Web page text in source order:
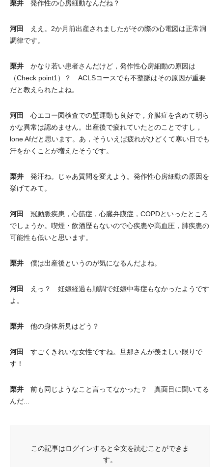
栗井 発作性の心房細動なんだね？
河田 ええ。2か月前出産されましたがその際の心電図は正常洞
調律です。
栗井 かなり若い患者さんだけど，発作性心房細動の原因は
（Check point1）？ ACLSコースでも不整脈はその原因が重要
だと教えられたよね。
河田 心エコー図検査での壁運動も良好で，弁膜症を含めて明ら
かな異常は認めません。出産後で疲れていたとのことですし，
lone Afだと思います。あ，そういえば疲れがひどくて寒い日でも
汗をかくことが増えたそうです。
栗井 発汗ね。じゃあ質問を変えよう。発作性心房細動の原因を
挙げてみて。
河田 冠動脈疾患，心筋症，心臓弁膜症，COPDといったところ
でしょうか。喫煙・飲酒歴もないので心疾患や高血圧，肺疾患の
可能性も低いと思います。
栗井 僕は出産後というのが気になるんだよね。
河田 えっ？ 妊娠経過も順調で妊娠中毒症もなかったようです
よ。
栗井 他の身体所見はどう？
河田 すごくきれいな女性ですね。旦那さんが羨ましい限りで
す！
栗井 前も同じようなこと言ってなかった？ 真面目に聞いてる
んだ...
この記事はログインすると全文を読むことができま
す。